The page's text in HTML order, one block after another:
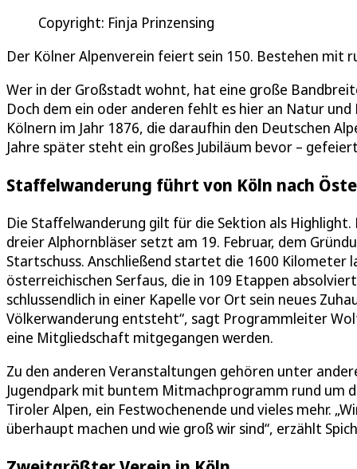
Copyright: Finja Prinzensing
Der Kölner Alpenverein feiert sein 150. Bestehen mit
Wer in der Großstadt wohnt, hat eine große
Doch dem ein oder anderen fehlt es hier an Natur
Kölnern im Jahr 1876, die daraufhin den Deutschen
Jahre später steht ein großes Jubiläum bevor –
Staffelwanderung führt von Köln nach
Die Staffelwanderung gilt für die Sektion als Highlight.
dreier Alphornbläser setzt am 19. Februar, dem
Startschuss. Anschließend startet die 1600 Kilometer
österreichischen Serfaus, die in 109 Etappen
schlussendlich in einer Kapelle vor Ort sein neues
Völkerwanderung entsteht“, sagt Programmleiter
eine Mitgliedschaft mitgegangen werden.
Zu den anderen Veranstaltungen gehören unter
Jugendpark mit buntem Mitmachprogramm rund um
Tiroler Alpen, ein Festwochenende und vieles mehr.
überhaupt machen und wie groß wir sind“, erzählt